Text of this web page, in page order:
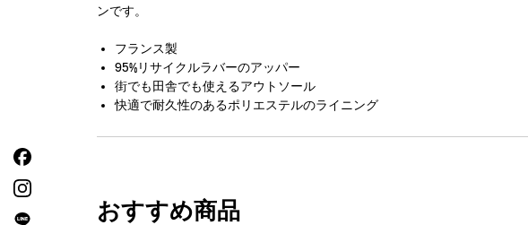
ンです。
フランス製
95%リサイクルラバーのアッパー
街でも田舎でも使えるアウトソール
快適で耐久性のあるポリエステルのライニング
おすすめ商品